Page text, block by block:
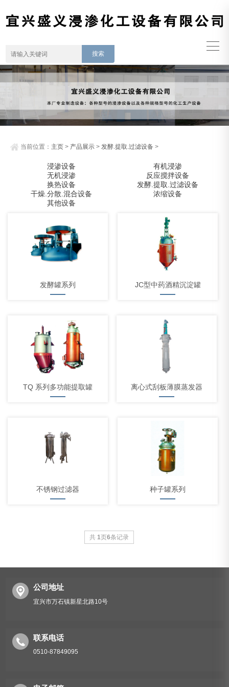
当前位置： 主页 > 产品展示 >发酵.提取.过滤设备 >
浸渗设备
有机浸渗
无机浸渗
反应搅拌设备
换热设备
发酵.提取.过滤设备
干燥.分散.混合设备
浓缩设备
其他设备
发酵罐系列 JC型中药酒精沉淀罐
TQ 系列多功能提取罐 离心式刮板薄膜蒸发器
不锈钢过滤器 种子罐系列
共1页6条记录
公司地址
宜兴市万石镇新星北路10号
联系电话
0510-87849095